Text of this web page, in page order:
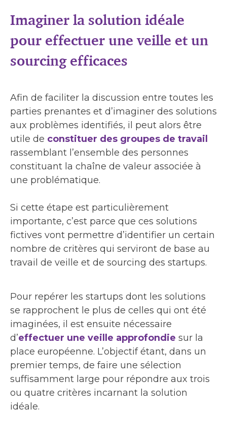
Imaginer la solution idéale
pour effectuer une veille et un
sourcing efficaces
Afin de faciliter la discussion entre toutes les
parties prenantes et d’imaginer des solutions
aux problèmes identifiés, il peut alors être
utile de constituer des groupes de travail
rassemblant l’ensemble des personnes
constituant la chaîne de valeur associée à
une problématique.
Si cette étape est particulièrement
importante, c’est parce que ces solutions
fictives vont permettre d’identifier un certain
nombre de critères qui serviront de base au
travail de veille et de sourcing des startups.
Pour repérer les startups dont les solutions
se rapprochent le plus de celles qui ont été
imaginées, il est ensuite nécessaire
d’effectuer une veille approfondie sur la
place européenne. L’objectif étant, dans un
premier temps, de faire une sélection
suffisamment large pour répondre aux trois
ou quatre critères incarnant la solution
idéale.